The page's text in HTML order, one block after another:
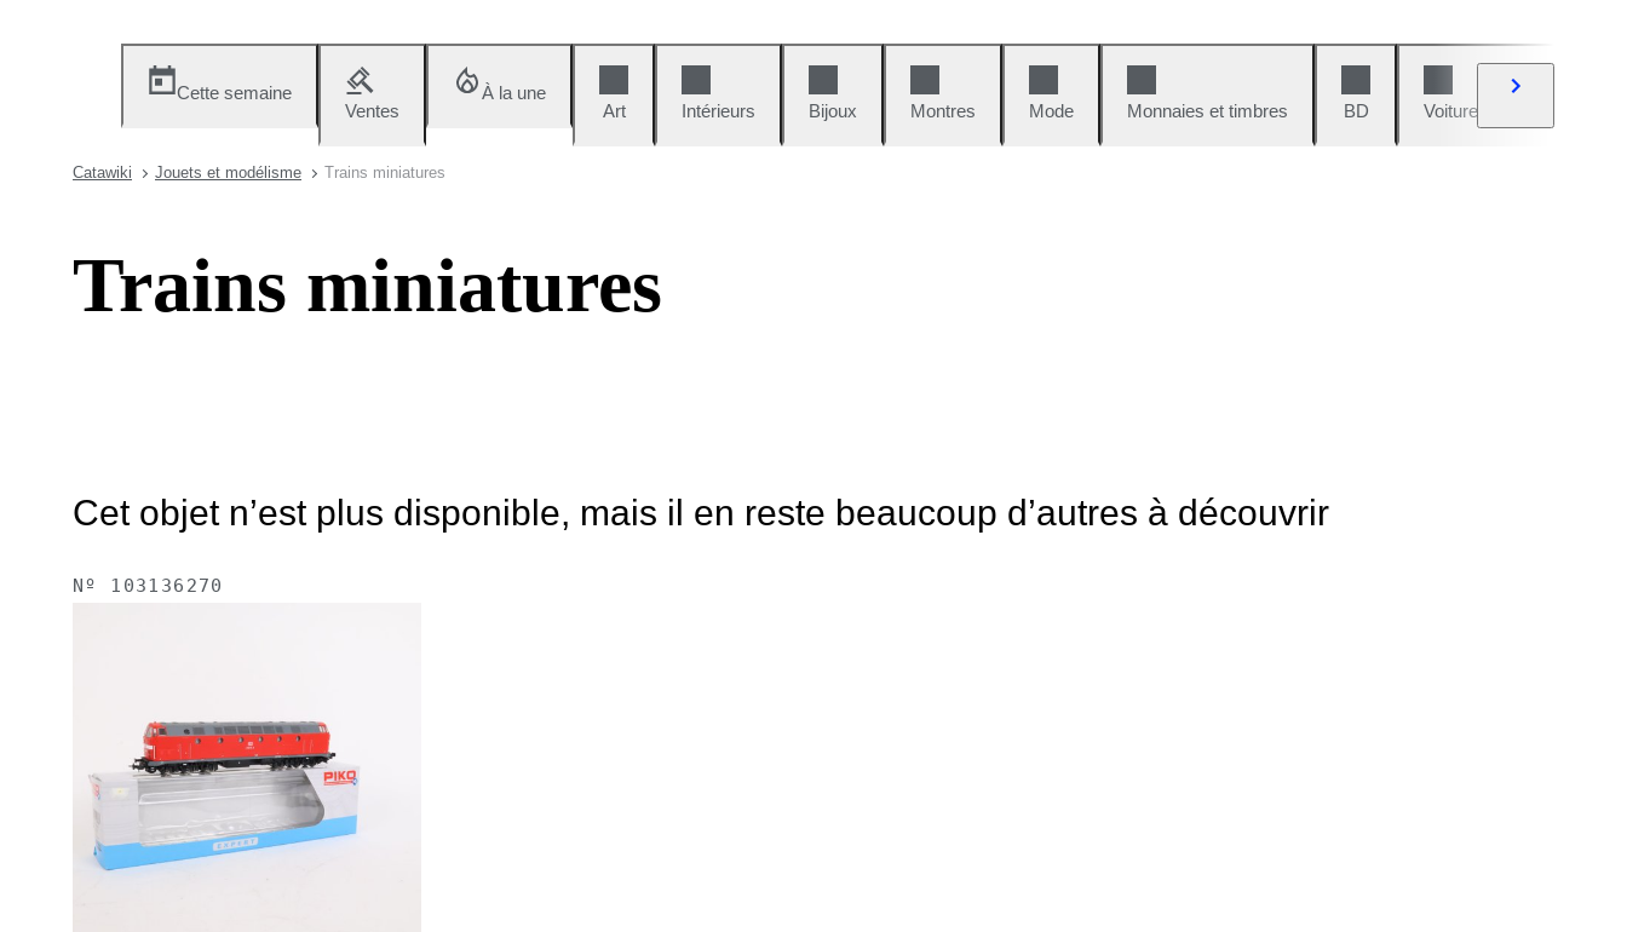
Cette semaine
Ventes
À la une
Art
Intérieurs Bijoux Montres Mode Monnaies et timbres BD Voitures et motos
Catawiki Jouets et modélisme Trains miniatures
Trains miniatures
Cet objet n’est plus disponible, mais il en reste beaucoup d’autres à découvrir
Nº 103136270